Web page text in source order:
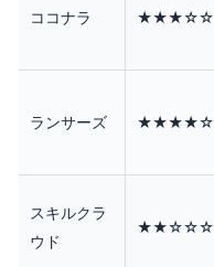
ココナラ ★★★☆☆
ランサーズ ★★★★☆
スキルクラ
ウド
★★☆☆☆